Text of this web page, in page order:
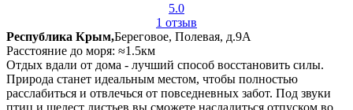
5.0
1 отзыв
Республика Крым,Береговое, Полевая, д.9А
Расстояние до моря: ≈1.5км
Отдых вдали от дома - лучший способ восстановить силы.
Природа станет идеальным местом, чтобы полностью
расслабиться и отвлечься от повседневных забот. Под звуки
птиц и шелест листьев вы сможете насладиться отпуском во